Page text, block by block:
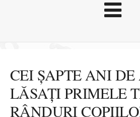
Stari
Zice
Cursuri
CEI ȘAPTE ANI DE
LĂSAȚI PRIMELE
RÂNDURI